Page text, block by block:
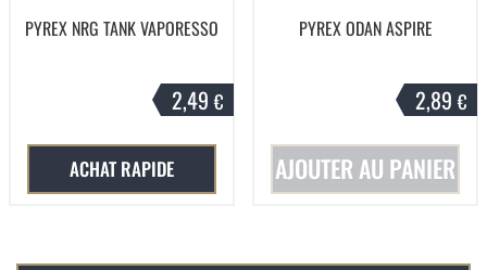
PYREX NRG TANK VAPORESSO
2,49€
ACHAT RAPIDE
PYREX ODAN ASPIRE
2,89€
AJOUTER AU PANIER